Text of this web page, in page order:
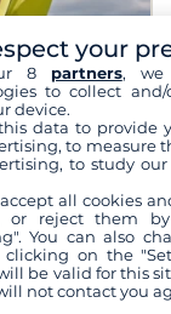
8,9 /10
your
8 partners, we
to collect
device.
data to provide
to measure
to study
all cookies
or reject them
You can also
on the
be valid for this
not contact you